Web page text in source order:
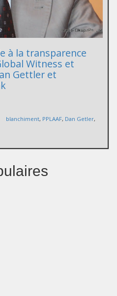
à la transparence
Witness et
Gettler et
blanchiment, PPLAAF, Dan Getler,